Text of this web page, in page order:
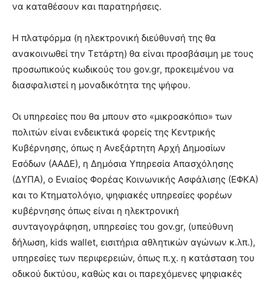
να καταθέσουν και παρατηρήσεις.
Η πλατφόρμα (η ηλεκτρονική διεύθυνσή της θα
ανακοινωθεί την Τετάρτη) θα είναι προσβάσιμη με τους
προσωπικούς κωδικούς του gov.gr, προκειμένου να
διασφαλιστεί η μοναδικότητα της ψήφου.
Οι υπηρεσίες που θα μπουν στο «μικροσκόπιο» των
πολιτών είναι ενδεικτικά φορείς της Κεντρικής
Κυβέρνησης, όπως η Ανεξάρτητη Αρχή Δημοσίων
Εσόδων (ΑΑΔΕ), η Δημόσια Υπηρεσία Απασχόλησης
(ΔΥΠΑ), ο Ενιαίος Φορέας Κοινωνικής Ασφάλισης (ΕΦΚΑ)
και το Κτηματολόγιο, ψηφιακές υπηρεσίες φορέων
κυβέρνησης όπως είναι η ηλεκτρονική
συνταγογράφηση, υπηρεσίες του gov.gr, (υπεύθυνη
δήλωση, kids wallet, εισιτήρια αθλητικών αγώνων κ.λπ.),
υπηρεσίες των περιφερειών, όπως π.χ. η κατάσταση του
οδικού δικτύου, καθώς και οι παρεχόμενες ψηφιακές